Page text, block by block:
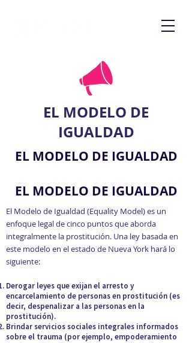
EL MODELO DE
IGUALDAD
EL MODELO DE IGUALDAD
EL MODELO DE IGUALDAD
El Modelo de Igualdad (Equality Model) es un
enfoque legal de cinco puntos que aborda
integralmente la prostitución. Una ley basada en
este modelo en el estado de Nueva York hará lo
siguiente:
Derogar leyes que exijan el arresto y
encarcelamiento de personas en prostitución (es
decir, despenalizar a las personas en la
prostitución).
Brindar servicios sociales integrales informados
sobre el trauma (por ejemplo, empoderamiento